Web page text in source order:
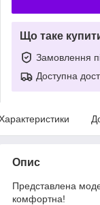
Що таке
Замовлення
Доступна
Опис
Представлена
комфортна!